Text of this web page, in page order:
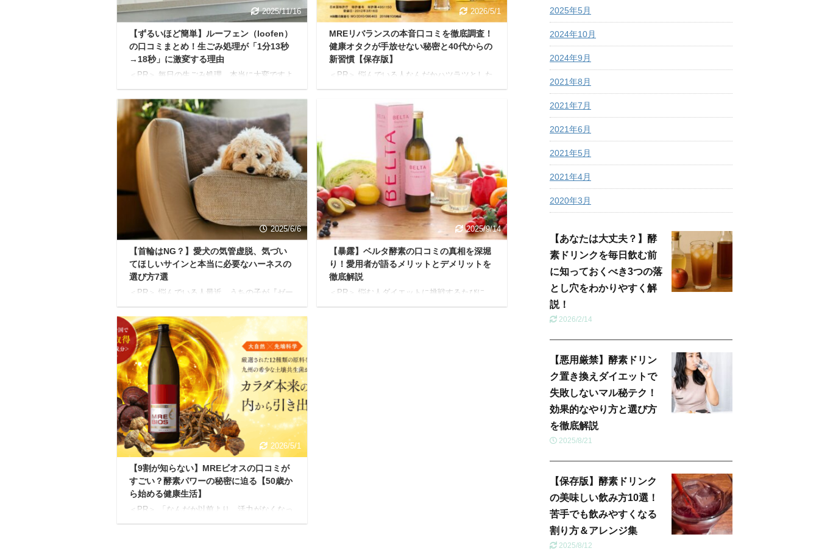
2025/11/16
【ずるいほど簡単】ルーフェン（loofen）
の口コミまとめ！生ごみ処理が「1分13秒
→18秒」に激変する理由
＜PR＞ 毎日の生ごみ処理、本当に大変ですよ
ーナーやシンクの掃除が面倒 在宅ワークで生
ごみの量が増えた 夏場の不快なニオイやコバ
エにうんざりする 重いゴミ袋をゴミ捨て場ま
で運ぶのがおっくう ヌルヌルとした生ごみや
その臭いがとにかく苦手 もし、上記の悩みが
解消されるとしたら、毎日の暮らしはもっと
快適になると思いませんか？ ルーフェン そん
な願いを叶える、今大注目のアイテムが生ご
み乾燥機「loofen（ルーフェン）」です。 ル
ーフェンは、世界で累計130万台以上を販 ...
2026/5/1
MREリバランスの本音口コミを徹底調査！
健康オタクが手放せない秘密と40代からの
新習慣【保存版】
＜PR＞ 悩んでいる人なんだかハツラツとした
はありませんか？ 毎日を元気に、そしてキレ
イに過ごしたいと思うのは、生きていく上で
抱える永遠のテーマ。 そんな願いを応援して
くれるのが、最近SNSでも注目されている
「MREリバランス」という酵素ドリンクで
す。 結論からいうと、MREリバランスは「毎
日を元気に過ごしたいと考える40代以上の方
にとてもオススメな商品」です。 本記事の内
容 MREリバランスの特徴 MREリバランスの
...
2025/6/6
【首輪はNG？】愛犬の気管虚脱、気づい
てほしいサインと本当に必要なハーネスの
選び方7選
＜PR＞ 悩んでいる人最近、うちの子が『ゼー
しそうに息をしていて、見ているのが辛いの
よね... もし、大切な愛犬にそんな変化が見ら
れたら、もしかすると「気管虚脱」という病
気のサインかもしれません。 特に小さな体の
犬に多いこの病気は、放っておくと呼吸が苦
しくなり、命に関わることもあります。 気管
虚脱と診断された愛犬との生活で、真っ先に
考えてほしいのが、お散歩で使う「首輪」か
ら「ハーネス」への切り替えです。 でも、ど
んなハーネスでも良いわけではありません。
愛犬のデ ...
2025/9/14
【暴露】ベルタ酵素の口コミの真相を深堀
り！愛用者が語るメリットとデメリットを
徹底解説
＜PR＞ 悩む人ダイエットに挑戦するたびに、
2026/5/1
【9割が知らない】MREビオスの口コミが
すごい？酵素パワーの秘密に迫る【50歳か
ら始める健康生活】
＜PR＞ 「なんだか以前より、活力がなくなっ
2025年5月
2024年10月
2024年9月
2021年8月
2021年7月
2021年6月
2021年5月
2021年4月
2020年3月
【あなたは大丈夫？】酵
素ドリンクを毎日飲む前
に知っておくべき3つの落
とし穴をわかりやすく解
説！
2026/2/14
【悪用厳禁】酵素ドリン
ク置き換えダイエットで
失敗しないマル秘テク！
効果的なやり方と選び方
を徹底解説
2025/8/21
【保存版】酵素ドリンク
の美味しい飲み方10選！
苦手でも飲みやすくなる
割り方＆アレンジ集
2025/8/12